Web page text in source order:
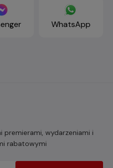
WhatsApp
premierami, wydarzeniami i
rabatowymi